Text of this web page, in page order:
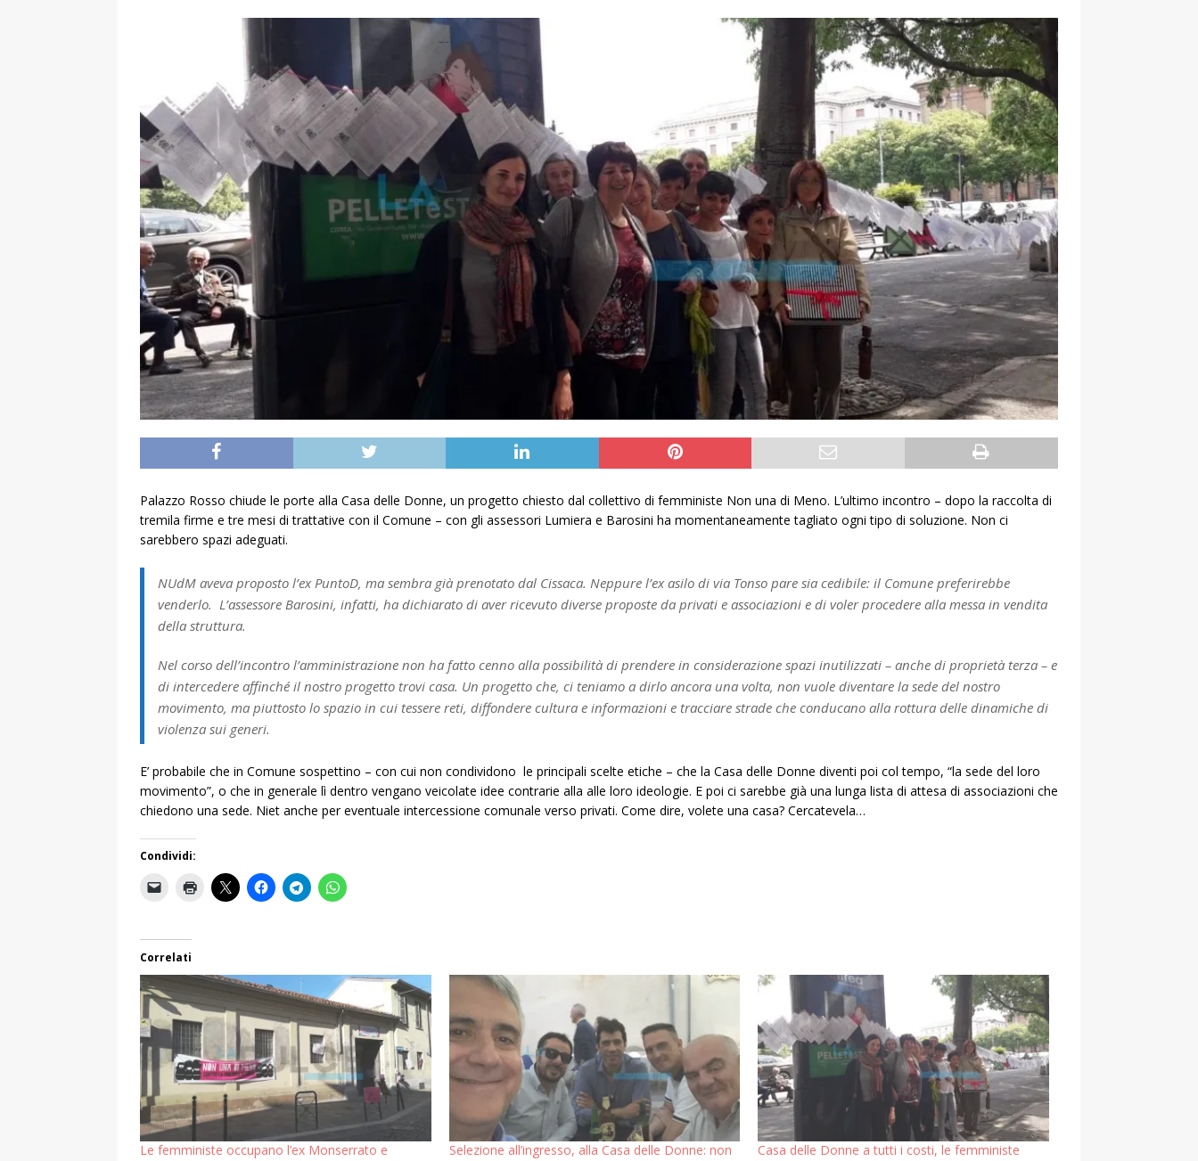
Palazzo Rosso chiude le porte alla Casa delle Donne, un progetto chiesto dal collettivo di femministe Non una di Meno. L’ultimo incontro – dopo la raccolta di
tremila firme e tre mesi di trattative con il Comune – con gli assessori Lumiera e Barosini ha momentaneamente tagliato ogni tipo di soluzione. Non ci
sarebbero spazi adeguati.
NUdM aveva proposto l’ex PuntoD, ma sembra già prenotato dal Cissaca. Neppure l’ex asilo di via Tonso pare sia cedibile: il Comune preferirebbe
venderlo. L’assessore Barosini, infatti, ha dichiarato di aver ricevuto diverse proposte da privati e associazioni e di voler procedere alla messa in vendita
della struttura.
Nel corso dell’incontro l’amministrazione non ha fatto cenno alla possibilità di prendere in considerazione spazi inutilizzati – anche di proprietà terza – e
di intercedere affinché il nostro progetto trovi casa. Un progetto che, ci teniamo a dirlo ancora una volta, non vuole diventare la sede del nostro
movimento, ma piuttosto lo spazio in cui tessere reti, diffondere cultura e informazioni e tracciare strade che conducano alla rottura delle dinamiche di
violenza sui generi.
E’ probabile che in Comune sospettino – con cui non condividono le principali scelte etiche – che la Casa delle Donne diventi poi col tempo, “la sede del loro
movimento”, o che in generale lì dentro vengano veicolate idee contrarie alla alle loro ideologie. E poi ci sarebbe già una lunga lista di attesa di associazioni che
chiedono una sede. Niet anche per eventuale intercessione comunale verso privati. Come dire, volete una casa? Cercatevela…
Condividi:
Correlati
Le femministe occupano l’ex Monserrato e
Selezione all’ingresso, alla Casa delle Donne: non
Casa delle Donne a tutti i costi, le femministe